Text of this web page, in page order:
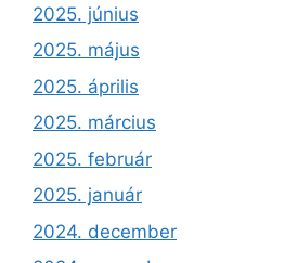
2025. június
2025. május
2025. április
2025. március
2025. február
2025. január
2024. december